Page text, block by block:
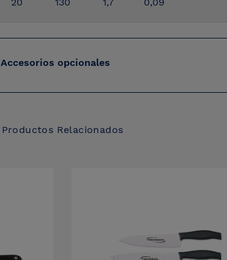
Accesorios opcionales
Productos Relacionados